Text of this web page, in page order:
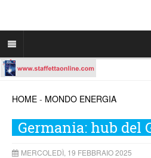
HOME - MONDO ENERGIA
Germania: hub del
MERCOLEDÌ, 19 FEBBRAIO 2025